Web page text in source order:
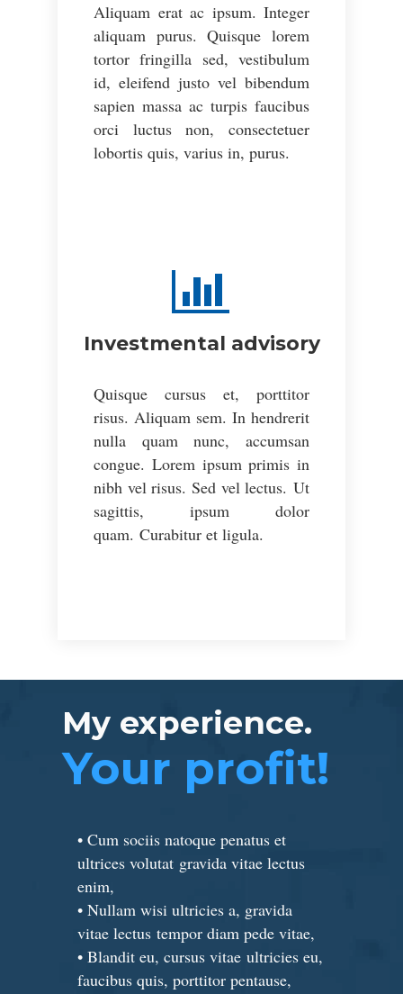
Aliquam erat ac ipsum. Integer
aliquam purus. Quisque lorem
tortor fringilla sed, vestibulum
id, eleifend justo vel bibendum
sapien massa ac turpis faucibus
orci luctus non, consectetuer
lobortis quis, varius in, purus.
Investmental advisory
Quisque cursus et, porttitor
risus. Aliquam sem. In hendrerit
nulla quam nunc, accumsan
congue. Lorem ipsum primis in
nibh vel risus. Sed vel lectus. Ut
sagittis, ipsum dolor
quam. Curabitur et ligula.
My experience.
Your profit!
• Cum sociis natoque penatus et
ultrices volutat gravida vitae lectus
enim,
• Nullam wisi ultricies a, gravida
vitae lectus tempor diam pede vitae,
• Blandit eu, cursus vitae ultricies eu,
faucibus quis, porttitor pentause,